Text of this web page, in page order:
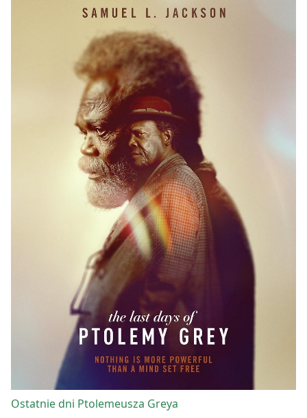
Ostatnie dni Ptolemeusza Greya